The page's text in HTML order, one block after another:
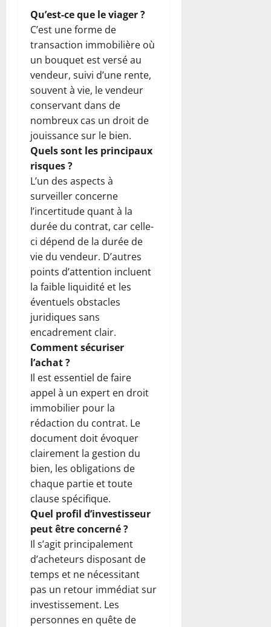
Qu’est-ce que le viager ?
C’est une forme de
transaction immobilière où
un bouquet est versé au
vendeur, suivi d’une rente,
souvent à vie, le vendeur
conservant dans de
nombreux cas un droit de
jouissance sur le bien.
Quels sont les principaux
risques ?
L’un des aspects à
surveiller concerne
l’incertitude quant à la
durée du contrat, car celle-
ci dépend de la durée de
vie du vendeur. D’autres
points d’attention incluent
la faible liquidité et les
éventuels obstacles
juridiques sans
encadrement clair.
Comment sécuriser
l’achat ?
Il est essentiel de faire
appel à un expert en droit
immobilier pour la
rédaction du contrat. Le
document doit évoquer
clairement la gestion du
bien, les obligations de
chaque partie et toute
clause spécifique.
Quel profil d’investisseur
peut être concerné ?
Il s’agit principalement
d’acheteurs disposant de
temps et ne nécessitant
pas un retour immédiat sur
investissement. Les
personnes en quête de